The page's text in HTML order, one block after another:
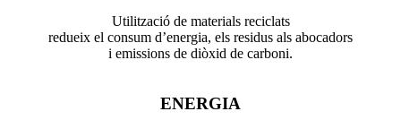
Utilització de materials reciclats
redueix el consum d’energia, els residus als abocadors
i emissions de diòxid de carboni.
ENERGIA